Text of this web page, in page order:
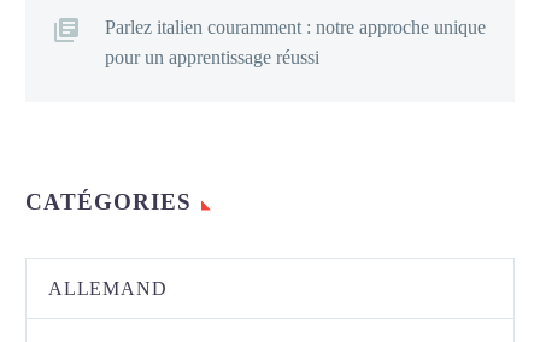
Parlez italien couramment : notre approche unique
pour un apprentissage réussi
CATÉGORIES
ALLEMAND